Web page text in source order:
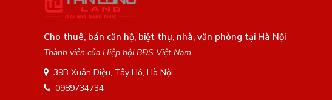
Cho thuê, bán căn hộ, biệt thự, nhà, văn phòng tại Hà Nội
Thành viên của Hiệp hội BĐS Việt Nam
39B Xuân Diệu, Tây Hồ, Hà Nội
0989734734